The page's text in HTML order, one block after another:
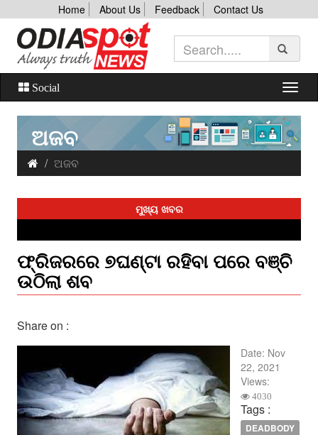
Home About Us Feedback Contact Us
Social
ଅଜବ
ଅଜବ
ମୁଖ୍ୟ ଖବର
ଫ୍ରିଜରରେ ୭ଘଣ୍ଟା ରହିବା ପରେ ବଞ୍ଚି
ଉଠିଲା ଶବ
Share on :
Date: Nov
22, 2021
Views:
4030
Tags :
DEADBODY